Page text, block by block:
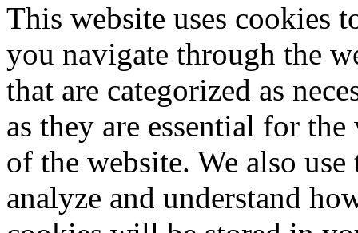
This website uses cookies
you navigate through the
that are categorized as
as they are essential for
of the website. We also
analyze and understand